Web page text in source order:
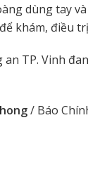
dùng tay
khám, điều
an TP. Vinh
/ Báo